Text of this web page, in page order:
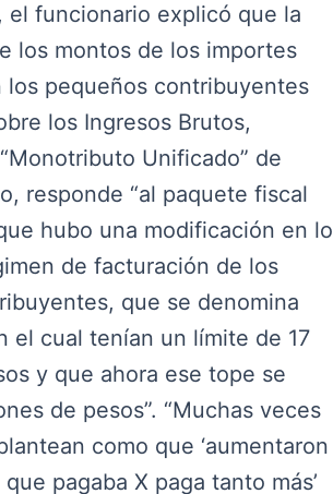
el funcionario explicó que la
los montos de los importes
los pequeños contribuyentes
los Ingresos Brutos,
Unificado” de
responde “al paquete fiscal
hubo una modificación en lo
de facturación de los
que se denomina
el cual tenían un límite de 17
y que ahora ese tope se
de pesos”. “Muchas veces
como que ‘aumentaron
pagaba X paga tanto más’